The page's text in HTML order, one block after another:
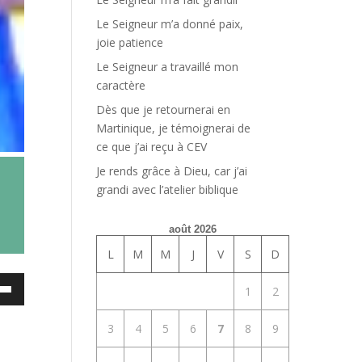
Le Seigneur m’a donné paix,
joie patience
Le Seigneur a travaillé mon
caractère
Dès que je retournerai en
Martinique, je témoignerai de
ce que j’ai reçu à CEV
Je rends grâce à Dieu, car j’ai
grandi avec l’atelier biblique
août 2026
L M M J V S D
1 2
3 4 5 6 7 8 9